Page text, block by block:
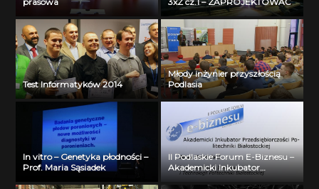
Test Informatyków 2014
Młody inżynier przyszłością
Podlasia
In vitro – Genetyka płodności –
Prof. Maria Sąsiadek
II Podlaskie Forum E-Biznesu –
Akademicki Inkubator
Przedsiębiorczości Politechniki